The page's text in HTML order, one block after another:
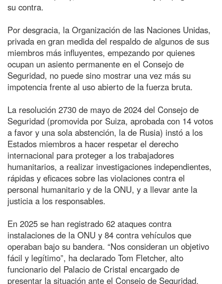
su contra.
Por desgracia, la Organización de las Naciones Unidas,
privada en gran medida del respaldo de algunos de sus
miembros más influyentes, empezando por quienes
ocupan un asiento permanente en el Consejo de
Seguridad, no puede sino mostrar una vez más su
impotencia frente al uso abierto de la fuerza bruta.
La resolución 2730 de mayo de 2024 del Consejo de
Seguridad (promovida por Suiza, aprobada con 14 votos
a favor y una sola abstención, la de Rusia) instó a los
Estados miembros a hacer respetar el derecho
internacional para proteger a los trabajadores
humanitarios, a realizar investigaciones independientes,
rápidas y eficaces sobre las violaciones contra el
personal humanitario y de la ONU, y a llevar ante la
justicia a los responsables.
En 2025 se han registrado 62 ataques contra
instalaciones de la ONU y 84 contra vehículos que
operaban bajo su bandera. “Nos consideran un objetivo
fácil y legítimo”, ha declarado Tom Fletcher, alto
funcionario del Palacio de Cristal encargado de
presentar la situación ante el Consejo de Seguridad.